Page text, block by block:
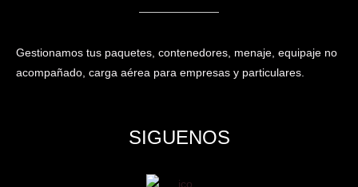
Gestionamos tus paquetes, contenedores, menaje, equipaje no
acompañado, carga aérea para empresas y particulares.
SIGUENOS